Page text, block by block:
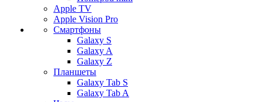
Apple TV
Apple Vision Pro
Смартфоны
Galaxy S
Galaxy A
Galaxy Z
Планшеты
Galaxy Tab S
Galaxy Tab A